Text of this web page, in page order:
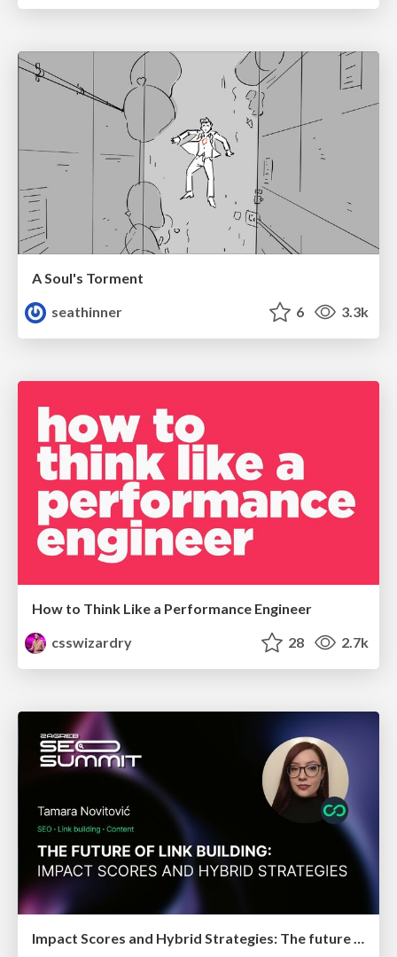
A Soul's Torment
seathinner
6 3.3k
How to Think Like a Performance Engineer
csswizardry
28 2.7k
Impact Scores and Hybrid Strategies: The future of link building